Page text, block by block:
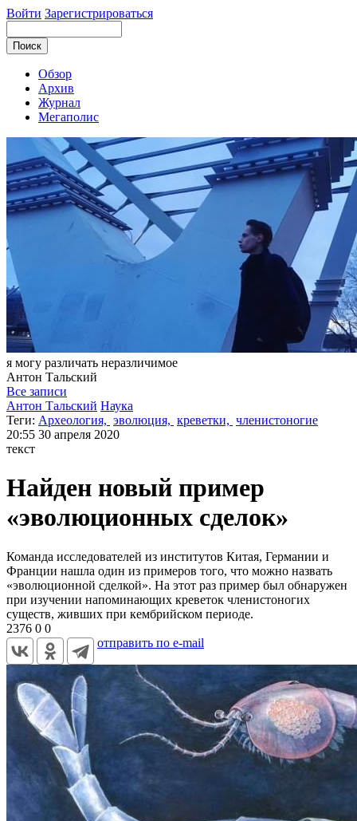
Войти Зарегистрироваться
Обзор
Архив
Журнал
Мегаполис
я могу различать неразличимое
Антон Тальский
Все записи
Антон Тальский Наука
Теги: Археология, эволюция, креветки, членистоногие
20:55 30 апреля 2020
текст
Найден новый пример
«эволюционных сделок»
Команда исследователей из институтов Китая, Германии и
Франции нашла один из примеров того, что можно назвать
«эволюционной сделкой». На этот раз пример был обнаружен
при изучении напоминающих креветок членистоногих
существ, живших при кембрийском периоде.
2376 0 0
отправить по e-mail